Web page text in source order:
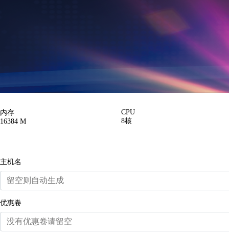
内存
16384 M
CPU
8核
主机名
优惠卷